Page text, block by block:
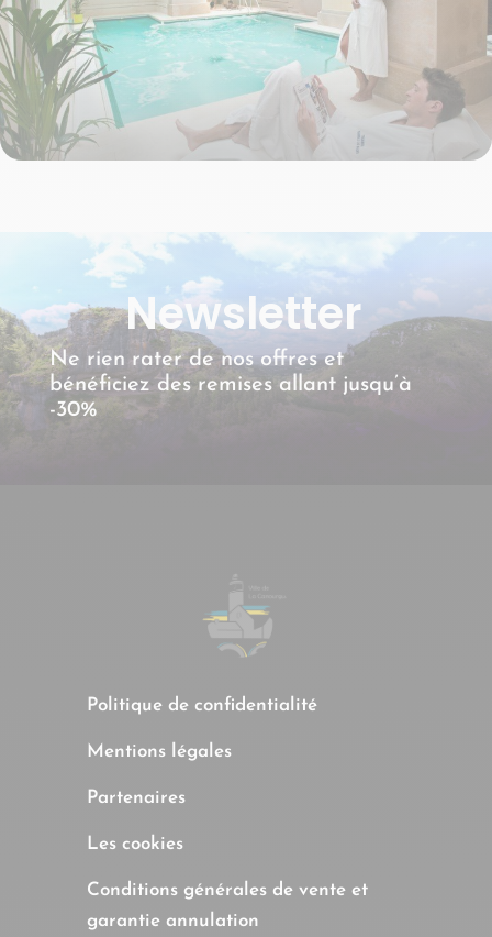
Les eaux de la Station Thermale de Bagnols-les-Bains sont reconnues pour
leurs bienfaits. Sa source chaude jaillit de la montagne depuis des millénaires
avec une température constante de 41°C.
Adresse : Centre Thermal de Bagnols-les-Bains 48190 Bagnols-les-Bains
Tel : 04 66 47 60 02
Newsletter
Ne rien rater de nos offres et
bénéficiez des remises allant jusqu’à
-30%
Politique de confidentialité
Mentions légales
Partenaires
Les cookies
Conditions générales de vente et
garantie annulation